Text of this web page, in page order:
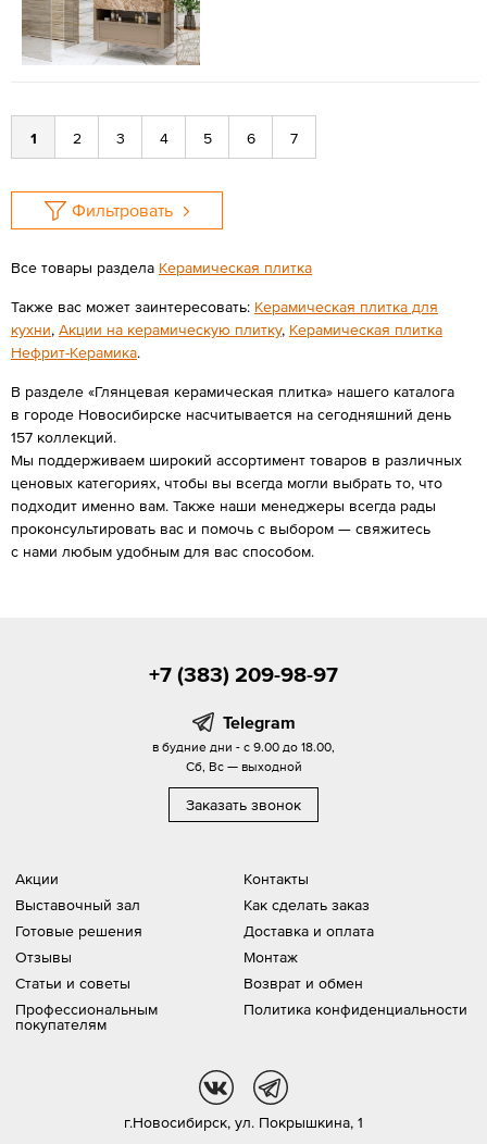
1 2 3 4 5 6 7
Фильтровать
Все товары раздела Керамическая плитка
Также вас может заинтересовать: Керамическая плитка для
кухни, Акции на керамическую плитку, Керамическая плитка
Нефрит-Керамика.
В разделе «Глянцевая керамическая плитка» нашего каталога
в городе Новосибирске насчитывается на сегодняшний день
157 коллекций.
Мы поддерживаем широкий ассортимент товаров в различных
ценовых категориях, чтобы вы всегда могли выбрать то, что
подходит именно вам. Также наши менеджеры всегда рады
проконсультировать вас и помочь с выбором — свяжитесь
с нами любым удобным для вас способом.
Акции
Выставочный зал
Готовые решения
Отзывы
Статьи и советы
Профессиональным
покупателям
Контакты
Как сделать заказ
Доставка и оплата
Монтаж
Возврат и обмен
Политика конфиденциальности
+7 (383) 209-98-97
Telegram
в будние дни - с 9.00 до 18.00,
Сб, Вс — выходной
Заказать звонок
г.Новосибирск, ул. Покрышкина, 1
tg